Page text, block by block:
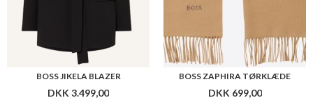
BOSS JIKELA BLAZER
DKK 3.499,00
BOSS ZAPHIRA TØRKLÆDE
DKK 699,00